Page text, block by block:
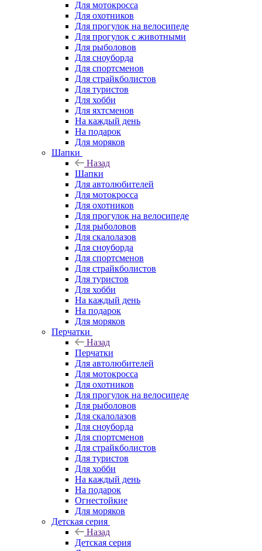
Для мотокросса
Для охотников
Для прогулок на велосипеде
Для прогулок с животными
Для рыболовов
Для сноуборда
Для спортсменов
Для страйкболистов
Для туристов
Для хобби
Для яхтсменов
На каждый день
На подарок
Для моряков
Шапки
Назад
Шапки
Для автолюбителей
Для мотокросса
Для охотников
Для прогулок на велосипеде
Для рыболовов
Для скалолазов
Для сноуборда
Для спортсменов
Для страйкболистов
Для туристов
Для хобби
На каждый день
На подарок
Для моряков
Перчатки
Назад
Перчатки
Для автолюбителей
Для мотокросса
Для охотников
Для прогулок на велосипеде
Для рыболовов
Для скалолазов
Для сноуборда
Для спортсменов
Для страйкболистов
Для туристов
Для хобби
На каждый день
На подарок
Огнестойкие
Для моряков
Детская серия
Назад
Детская серия